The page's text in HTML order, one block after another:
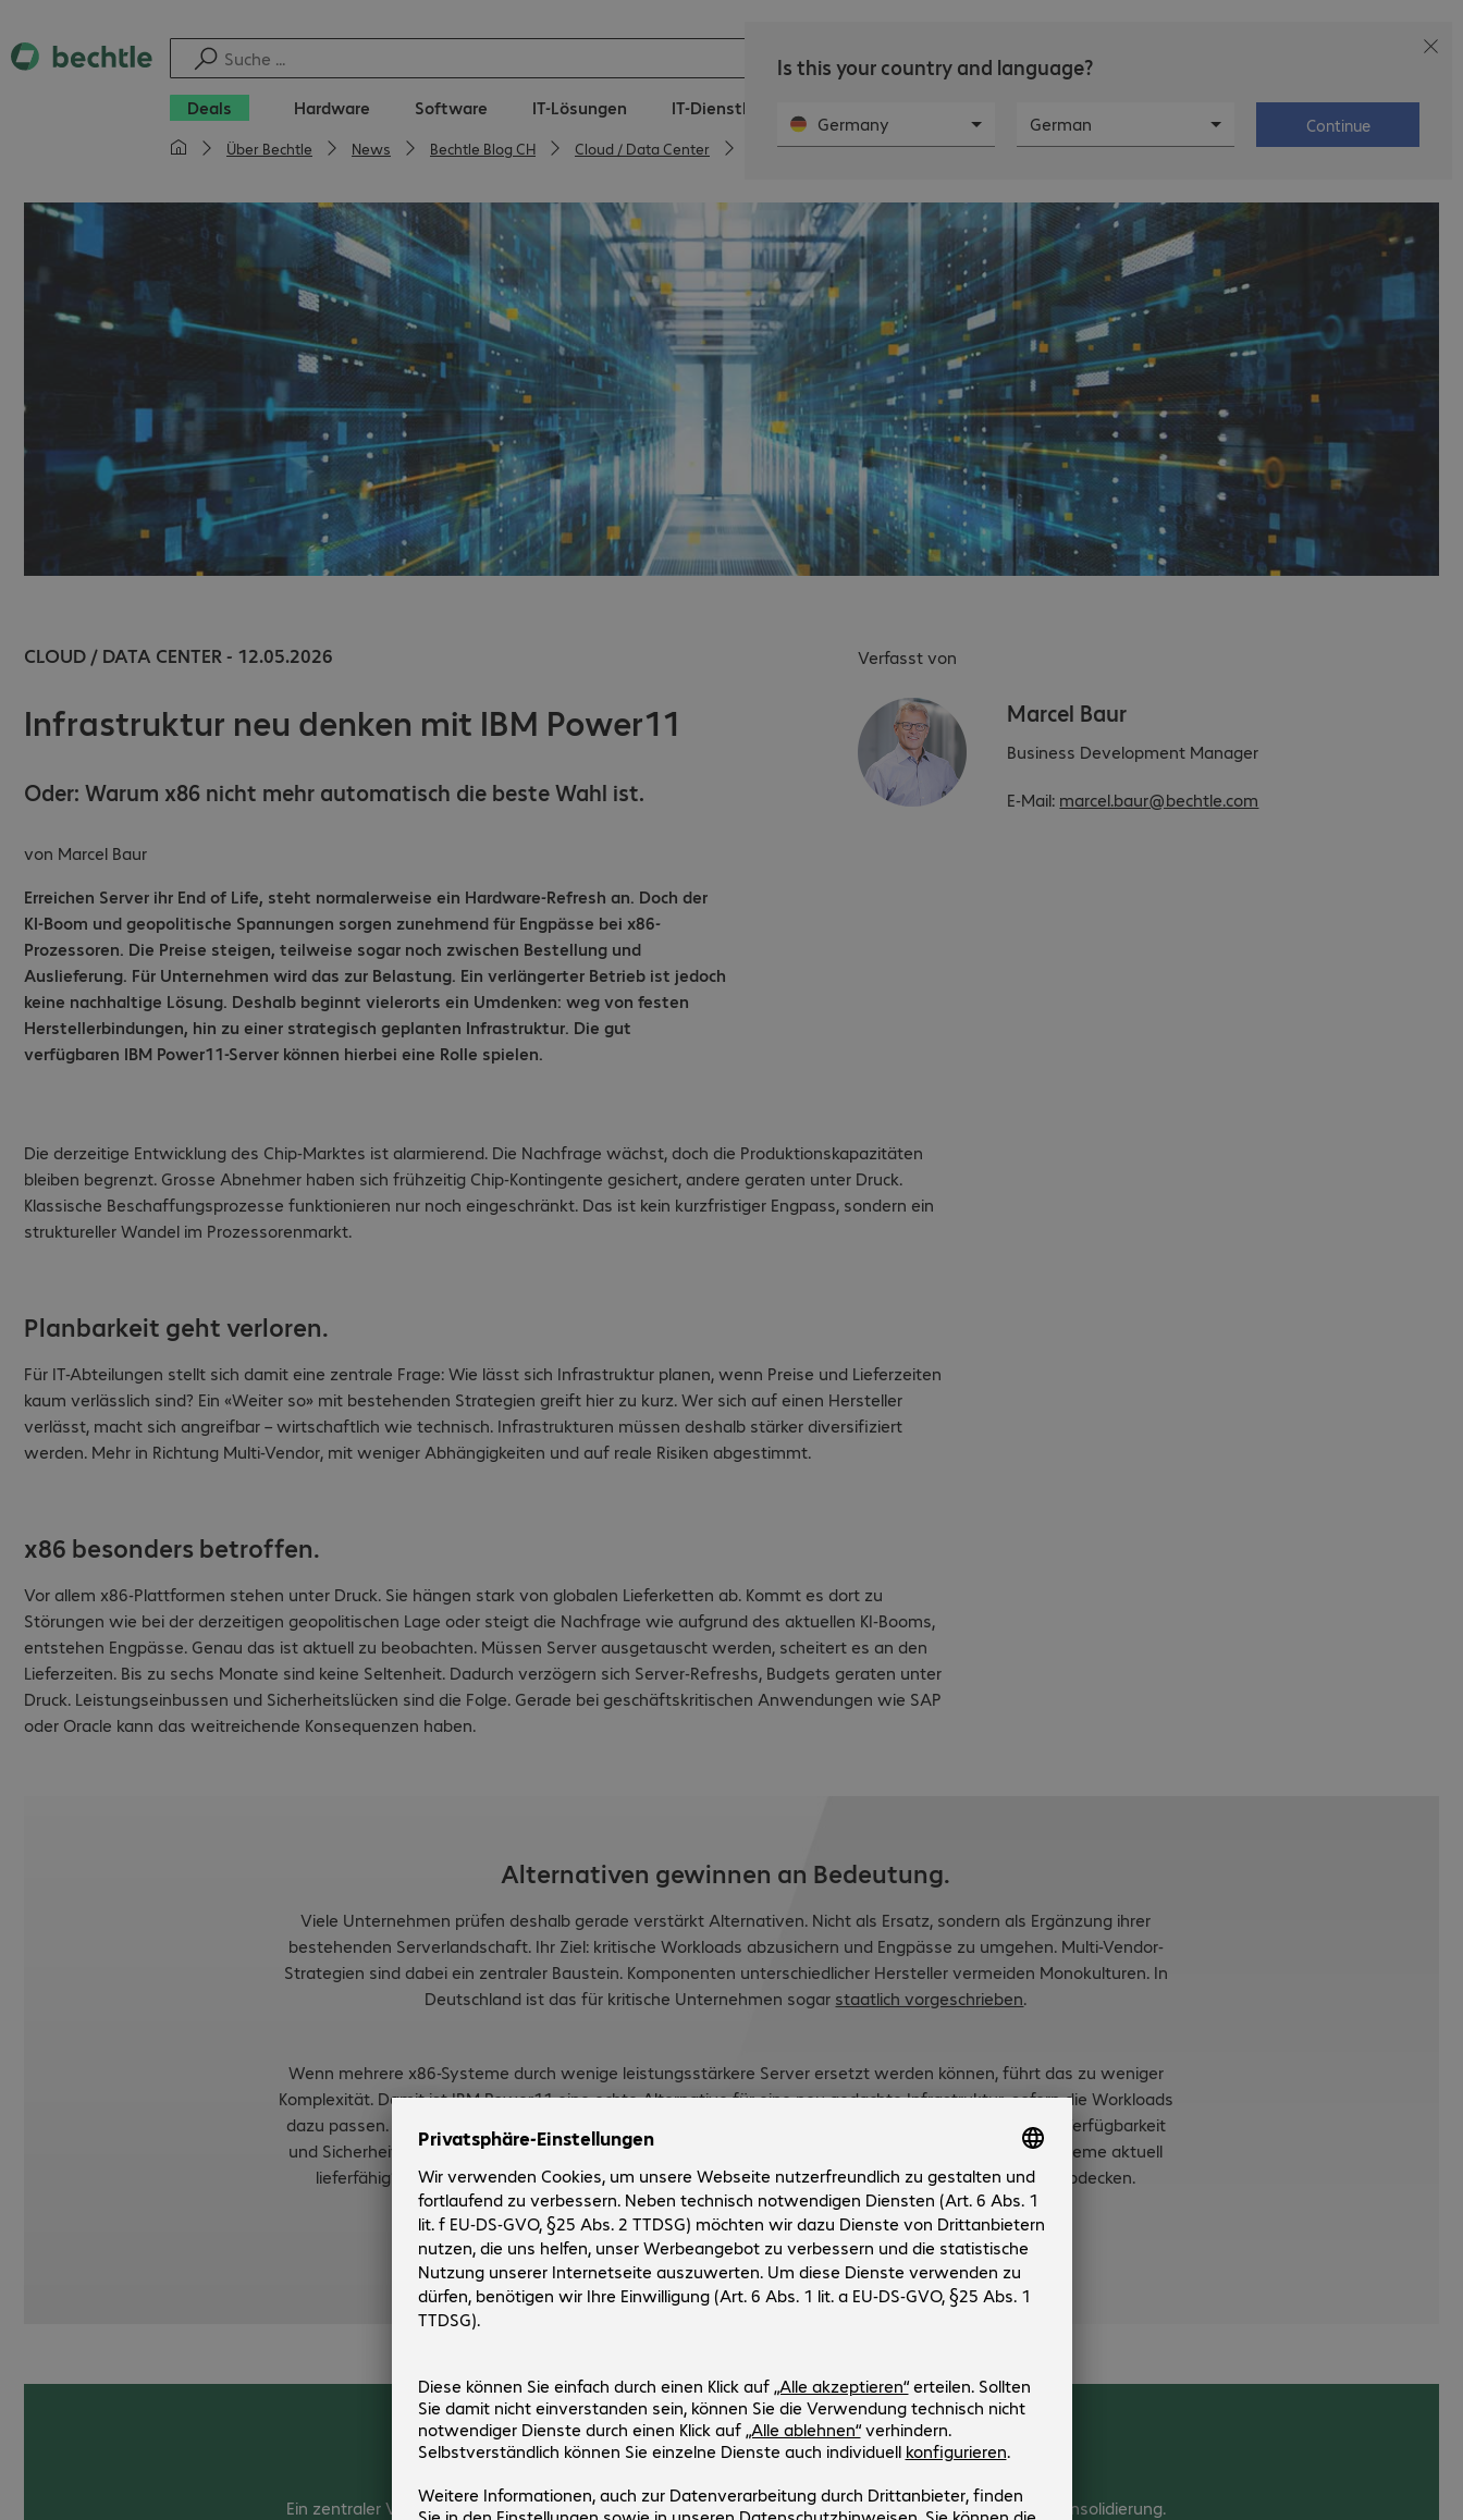
Is this your country and language?
Germany German Continue
Deals Hardware Software IT-Lösungen IT-Dienstleistungen
Über Bechtle News Bechtle Blog CH Cloud / Data Center IBM Power11
CLOUD / DATA CENTER - 12.05.2026
Infrastruktur neu denken mit IBM Power11
Oder: Warum x86 nicht mehr automatisch die beste Wahl ist.
von Marcel Baur
Erreichen Server ihr End of Life, steht normalerweise ein Hardware-Refresh an. Doch der
KI-Boom und geopolitische Spannungen sorgen zunehmend für Engpässe bei x86-
Prozessoren. Die Preise steigen, teilweise sogar noch zwischen Bestellung und
Auslieferung. Für Unternehmen wird das zur Belastung. Ein verlängerter Betrieb ist jedoch
keine nachhaltige Lösung. Deshalb beginnt vielerorts ein Umdenken: weg von festen
Herstellerbindungen, hin zu einer strategisch geplanten Infrastruktur. Die gut
verfügbaren IBM Power11-Server können hierbei eine Rolle spielen.
Verfasst von
Marcel Baur
Business Development Manager
E-Mail: marcel.baur@bechtle.com
Die derzeitige Entwicklung des Chip-Marktes ist alarmierend. Die Nachfrage wächst, doch die Produktionskapazitäten
bleiben begrenzt. Grosse Abnehmer haben sich frühzeitig Chip-Kontingente gesichert, andere geraten unter Druck.
Klassische Beschaffungsprozesse funktionieren nur noch eingeschränkt. Das ist kein kurzfristiger Engpass, sondern ein
struktureller Wandel im Prozessorenmarkt.
Planbarkeit geht verloren.
Für IT-Abteilungen stellt sich damit eine zentrale Frage: Wie lässt sich Infrastruktur planen, wenn Preise und Lieferzeiten
kaum verlässlich sind? Ein «Weiter so» mit bestehenden Strategien greift hier zu kurz. Wer sich auf einen Hersteller
verlässt, macht sich angreifbar – wirtschaftlich wie technisch. Infrastrukturen müssen deshalb stärker diversifiziert
werden. Mehr in Richtung Multi-Vendor, mit weniger Abhängigkeiten und auf reale Risiken abgestimmt.
x86 besonders betroffen.
Vor allem x86-Plattformen stehen unter Druck. Sie hängen stark von globalen Lieferketten ab. Kommt es dort zu
Störungen wie bei der derzeitigen geopolitischen Lage oder steigt die Nachfrage wie aufgrund des aktuellen KI-Booms,
entstehen Engpässe. Genau das ist aktuell zu beobachten. Müssen Server ausgetauscht werden, scheitert es an den
Lieferzeiten. Bis zu sechs Monate sind keine Seltenheit. Dadurch verzögern sich Server-Refreshs, Budgets geraten unter
Druck. Leistungseinbussen und Sicherheitslücken sind die Folge. Gerade bei geschäftskritischen Anwendungen wie SAP
oder Oracle kann das weitreichende Konsequenzen haben.
Alternativen gewinnen an Bedeutung.
Viele Unternehmen prüfen deshalb gerade verstärkt Alternativen. Nicht als Ersatz, sondern als Ergänzung ihrer
bestehenden Serverlandschaft. Ihr Ziel: kritische Workloads abzusichern und Engpässe zu umgehen. Multi-Vendor-
Strategien sind dabei ein zentraler Baustein. Komponenten unterschiedlicher Hersteller vermeiden Monokulturen. In
Deutschland ist das für kritische Unternehmen sogar staatlich vorgeschrieben.
Wenn mehrere x86-Systeme durch wenige leistungsstärkere Server ersetzt werden können, führt das zu weniger
Komplexität. Damit ist IBM Power11 eine echte Alternative für eine neu gedachte Infrastruktur, sofern die Workloads
dazu passen. Die Plattform richtet sich an Anwendungen mit hohen Anforderungen an Performance, Verfügbarkeit
und Sicherheit, etwa grosse Datenbanken oder SAP-Umgebungen. Gleichzeitig sind IBM Power11 Systeme aktuell
lieferfähig* und können sowohl kurzfristige als auch langfristige Infrastrukturbedarfe zuverlässig abdecken.
*Stand: Anfang Mai 2026 - Subject to change daily
Quelle:https://newsroom.ibm.com/2025-07-08-ibm-power11-raises-the-bar-for-enterprise-it
Weniger Systeme, mehr Effizienz und Sicherheit.
Ein zentraler Vorteil der Multi-Vendor-Strategie mit dem Einsatz von IBM Power11 liegt in der Server-Konsolidierung.